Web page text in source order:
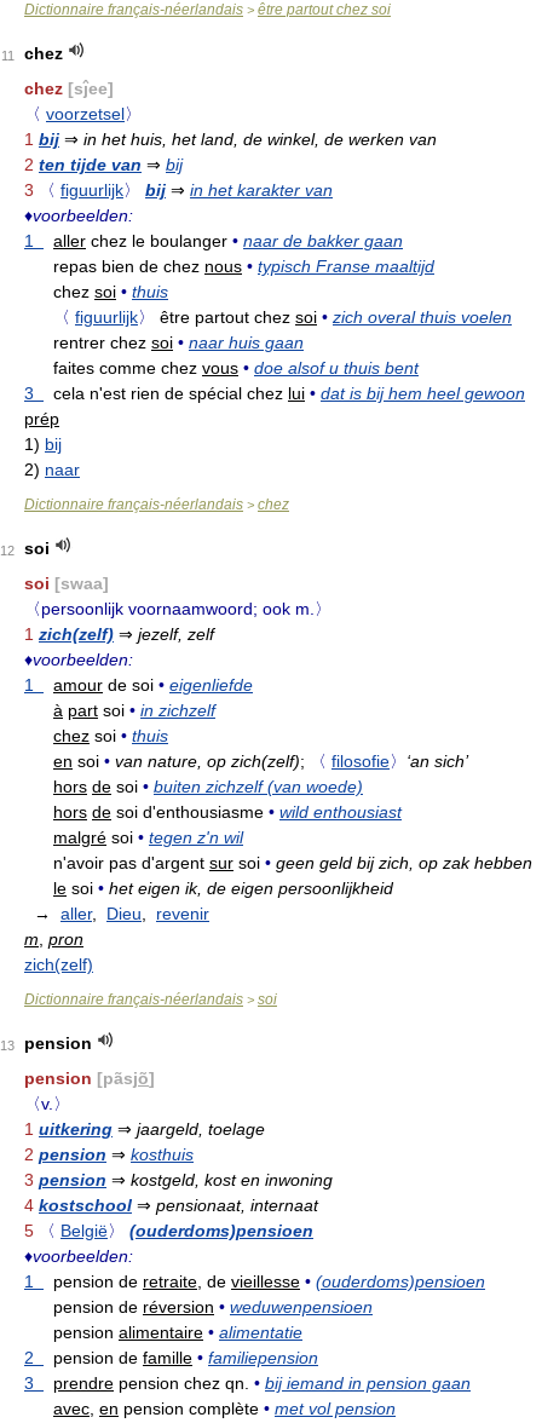
Dictionnaire français-néerlandais > être partout chez soi
11
chez
chez [sĵee]
〈 voorzetsel〉
1 bij ⇒ in het huis, het land, de winkel, de werken van
2 ten tijde van ⇒ bij
3
〈 figuurlijk〉 bij ⇒ in het karakter van
♦voorbeelden:
1
aller chez le boulanger • naar de bakker gaan
repas bien de chez nous • typisch Franse maaltijd
chez soi • thuis
〈 figuurlijk〉 être partout chez soi • zich overal thuis voelen
rentrer chez soi • naar huis gaan
faites comme chez vous • doe alsof u thuis bent
3
cela n'est rien de spécial chez lui • dat is bij hem heel gewoon
prép
1) bij
2) naar
Dictionnaire français-néerlandais > chez
12
soi
soi [swaa]
〈persoonlijk voornaamwoord; ook m.〉
1 zich(zelf) ⇒ jezelf, zelf
♦voorbeelden:
1
amour de soi • eigenliefde
à part soi • in zichzelf
chez soi • thuis
en soi • van nature, op zich(zelf); 〈 filosofie〉 ‘an sich’
hors de soi • buiten zichzelf (van woede)
hors de soi d'enthousiasme • wild enthousiast
malgré soi • tegen z'n wil
n'avoir pas d'argent sur soi • geen geld bij zich, op zak hebben
le soi • het eigen ik, de eigen persoonlijkheid
→ aller, Dieu
revenir
m pron
zich(zelf)
Dictionnaire français-néerlandais > soi
13
pension
pension [pãsjõ]
〈v.〉
1 uitkering ⇒ jaargeld, toelage
2 pension ⇒ kosthuis
3 pension ⇒ kostgeld, kost en inwoning
4 kostschool ⇒ pensionaat, internaat
5
〈 België〉
(ouderdoms)pensioen
♦voorbeelden:
1
pension de retraite, de vieillesse • (ouderdoms)pensioen
pension de réversion • weduwenpensioen
pension alimentaire • alimentatie
2
pension de famille • familiepension
3
prendre pension chez qn. • bij iemand in pension gaan
avec, en pension complète • met vol pension